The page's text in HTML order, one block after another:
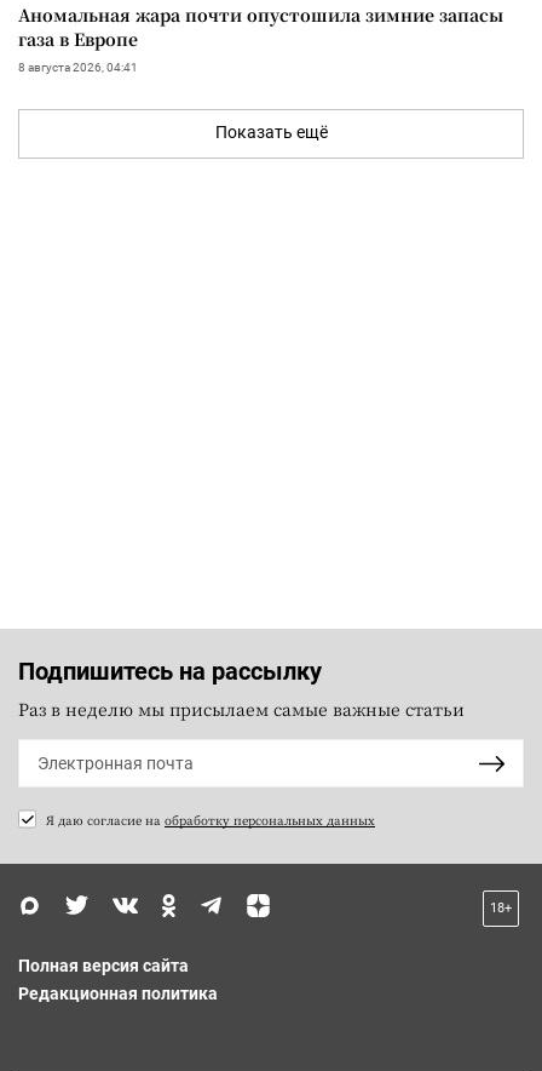
Аномальная жара почти опустошила зимние запасы
газа в Европе
8 августа 2026, 04:41
Показать ещё
Подпишитесь на рассылку
Раз в неделю мы присылаем самые важные статьи
Я даю согласие на обработку персональных данных
18+
Полная версия сайта
Редакционная политика